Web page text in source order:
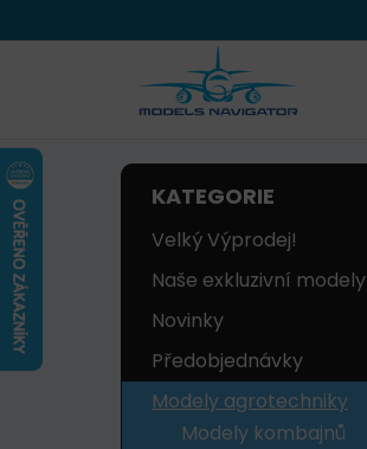
KATEGORIE
Velký Výprodej!
Naše exkluzivní modely
Novinky
Předobjednávky
Modely agrotechniky
Modely kombajnů